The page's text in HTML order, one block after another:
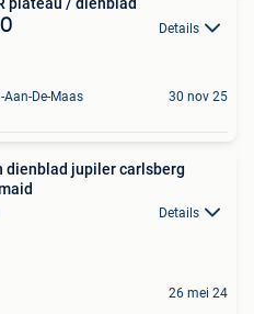
plateau / dienblad
Details
Aan-De-Maas 30 nov 25
dienblad jupiler carlsberg
Details
26 mei 24